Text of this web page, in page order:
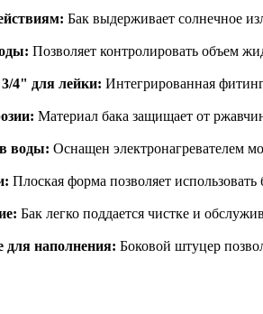
Бак выдерживает солнечное
Позволяет контролировать объем
4" для лейки: Интегрированная
Материал бака защищает от
воды: Оснащен электронагревателем
Плоская форма позволяет
Бак легко поддается чистке и
для наполнения: Боковой штуцер